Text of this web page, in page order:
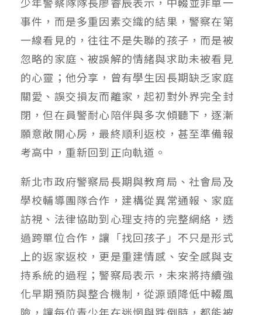
事件，而是多重因素交織的結果，警察在第
一線看見的，往往不是失聯的孩子，而是被
忽略的家庭、被誤解的情緒與求助未被看見
的心靈；他分享，曾有學生因長期缺乏家庭
關愛、誤交損友而離家，起初對外界完全封
閉，但在員警耐心陪伴與多次傾聽下，逐漸
願意敞開心房，最終順利返校，甚至準備報
考高中，重新回到正向軌道。
新北市政府警察局長期與教育局、社會局及
學校輔導團隊合作，建構從異常通報、家庭
訪視、法律協助到心理支持的完整網絡，透
過跨單位合作，讓「找回孩子」不只是形式
上的返家返校，更是重建情感、安全感與支
持系統的過程；警察局表示，未來將持續強
化早期預防與整合機制，從源頭降低中輟風